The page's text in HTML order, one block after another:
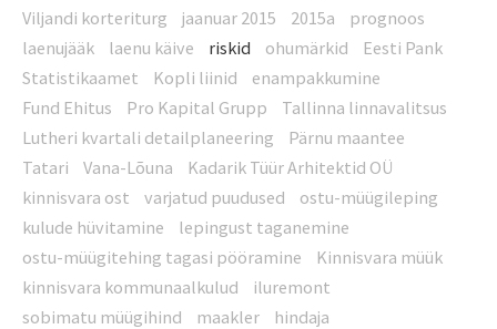
Viljandi korteriturg
jaanuar 2015 2015a
prognoos
laenujääk
laenu käive riskid ohumärkid
Eesti Pank
Statistikaamet
Kopli liinid
enampakkumine
Fund Ehitus
Pro Kapital Grupp
Tallinna linnavalitsus
Lutheri kvartali detailplaneering
Pärnu maantee
Tatari
Vana-Lõuna
Kadarik Tüür Arhitektid OÜ
kinnisvara ost
varjatud puudused
ostu-müügileping
kulude hüvitamine
lepingust taganemine
ostu-müügitehing tagasi pööramine
Kinnisvara müük
kinnisvara kommunaalkulud
iluremont
sobimatu müügihind
maakler
hindaja